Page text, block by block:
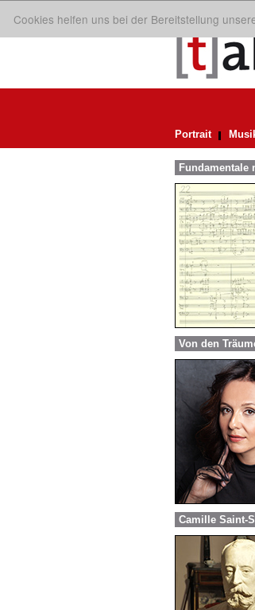
Cookies helfen uns bei der Bereitstellung
Portrait
Fundamentale
Von den
Camille Saint-